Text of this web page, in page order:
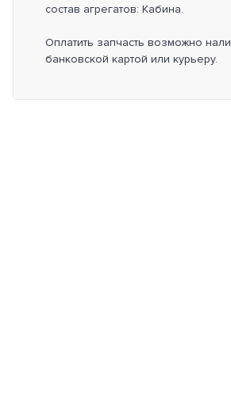
состав агрегатов: Кабина.
Оплатить запчасть возможно
банковской картой или курьеру.